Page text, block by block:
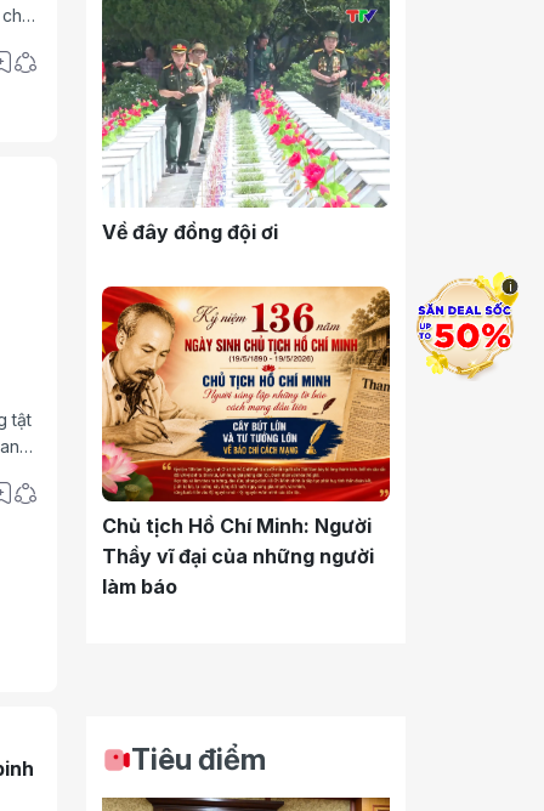
tật
Về đây đồng đội ơi
Chủ tịch Hồ Chí Minh: Người
Thầy vĩ đại của những người
làm báo
Tiêu điểm
i